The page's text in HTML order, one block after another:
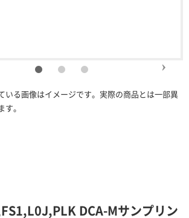
いる画像はイメージです。実際の商品とは一部異
す。
DCA-Mサンプリン